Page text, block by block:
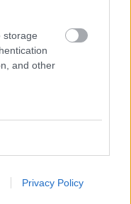
storage
and other
Privacy Policy